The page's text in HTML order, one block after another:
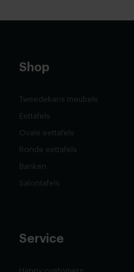
Shop
Tweedekans meubels
Eettafels
Ovale eettafels
Ronde eettafels
Banken
Salontafels
Service
Happy customers